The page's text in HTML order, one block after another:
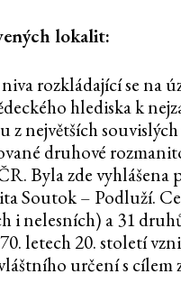
lokalit:
rozkládající se na
hlediska k
z největších
druhové
Byla zde
Soutok – Podluží.
i nelesních) a 31
letech 20. století
určení s cílem